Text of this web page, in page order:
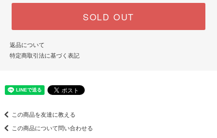
SOLD OUT
返品について
特定商取引法に基づく表記
この商品を友達に教える
この商品について問い合わせる